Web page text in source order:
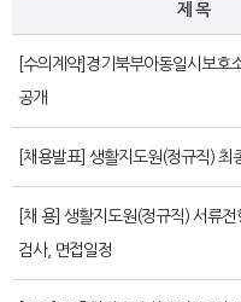
제 목
[수의계약]경기북부아동일시보호
공개
[채용발표] 생활지도원(정규직) 최
[채 용] 생활지도원(정규직) 서류
검사, 면접일정